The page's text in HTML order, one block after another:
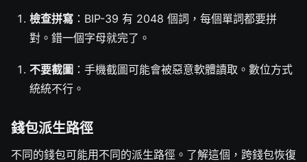
檢查拼寫：BIP-39 有 2048 個詞，每個單詞都要拼
對。錯一個字母就完了。
不要截圖 ：手機截圖可能會被惡意軟體讀取。數位方式
統統不行。
錢包派生路徑
不同的錢包可能用不同的派生路徑。了解這個，跨錢包恢復